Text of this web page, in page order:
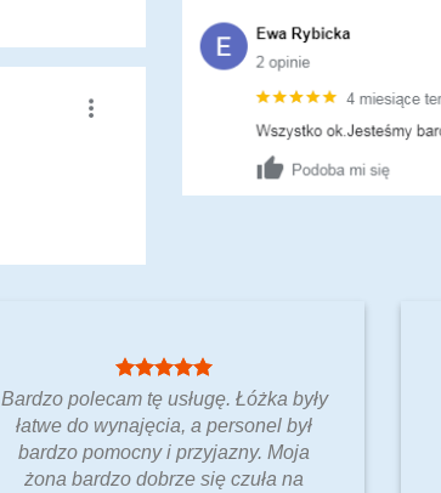
Bardzo polecam tę usługę. Łóżka były
łatwe do wynajęcia, a personel był
bardzo pomocny i przyjazny. Moja
żona bardzo dobrze się czuła na